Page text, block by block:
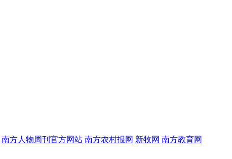
南方人物周刊官方网站 南方农村报网 新牧网 南方教育网